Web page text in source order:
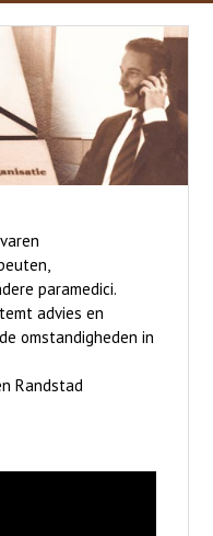
paramedici.
advies en
omstandigheden in
Randstad